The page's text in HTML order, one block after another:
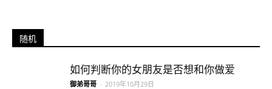
随机
如何判断你的女朋友是否想和你做爱
御弟哥哥 - 2019年10月29日